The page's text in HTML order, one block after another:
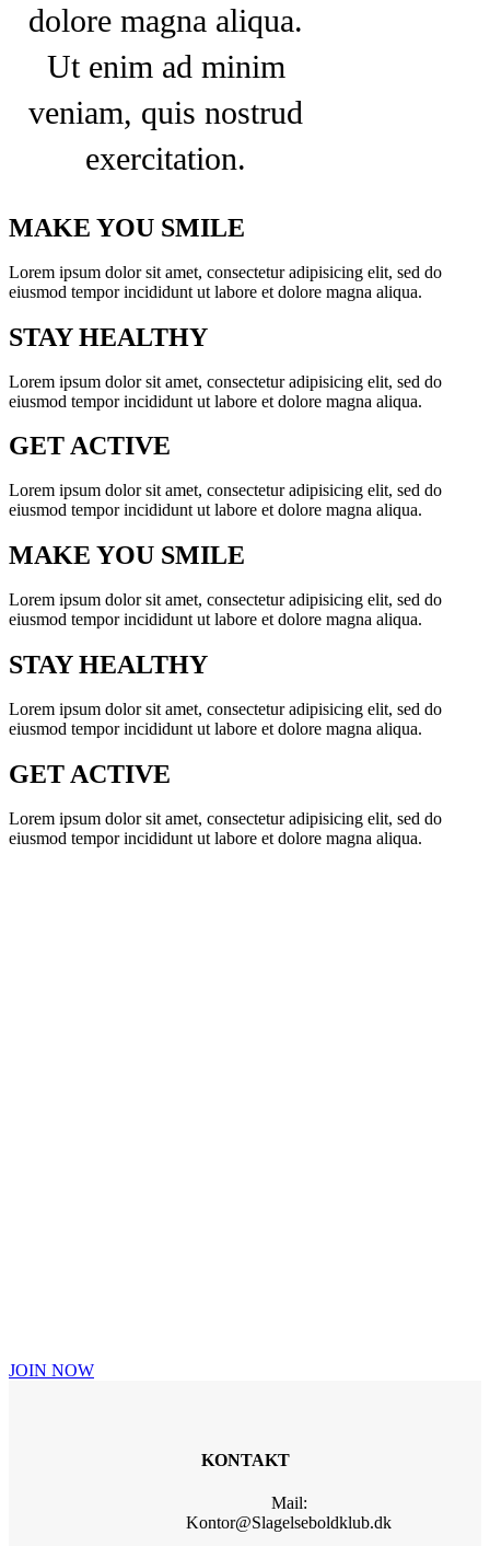
dolore magna aliqua.
Ut enim ad minim
veniam, quis nostrud
exercitation.
MAKE YOU SMILE
Lorem ipsum dolor sit amet, consectetur adipisicing elit, sed do
eiusmod tempor incididunt ut labore et dolore magna aliqua.
STAY HEALTHY
Lorem ipsum dolor sit amet, consectetur adipisicing elit, sed do
eiusmod tempor incididunt ut labore et dolore magna aliqua.
GET ACTIVE
Lorem ipsum dolor sit amet, consectetur adipisicing elit, sed do
eiusmod tempor incididunt ut labore et dolore magna aliqua.
MAKE YOU SMILE
Lorem ipsum dolor sit amet, consectetur adipisicing elit, sed do
eiusmod tempor incididunt ut labore et dolore magna aliqua.
STAY HEALTHY
Lorem ipsum dolor sit amet, consectetur adipisicing elit, sed do
eiusmod tempor incididunt ut labore et dolore magna aliqua.
GET ACTIVE
Lorem ipsum dolor sit amet, consectetur adipisicing elit, sed do
eiusmod tempor incididunt ut labore et dolore magna aliqua.
JOIN NOW
KONTAKT
Mail:
Kontor@Slagelseboldklub.dk